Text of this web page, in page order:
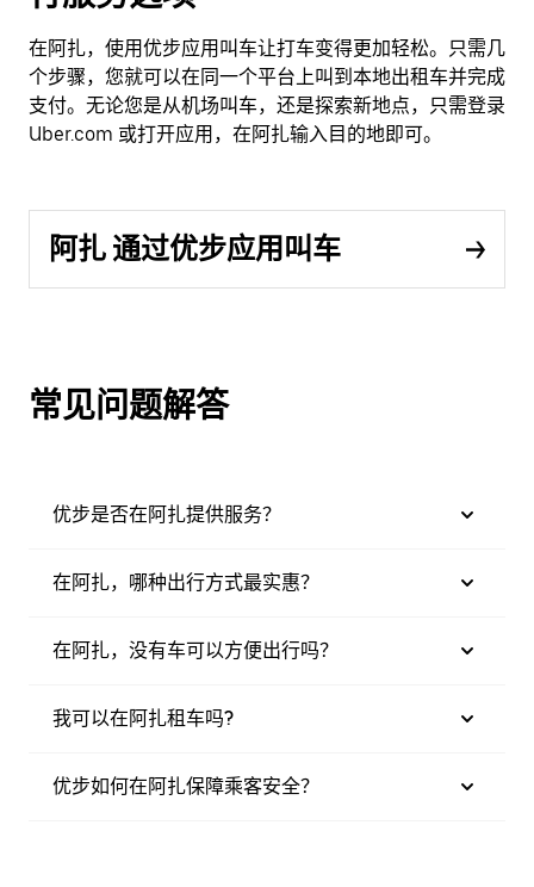
在阿扎，使用优步应用叫车让打车变得更加轻松。只需几
个步骤，您就可以在同一个平台上叫到本地出租车并完成
支付。无论您是从机场叫车，还是探索新地点，只需登录
Uber.com 或打开应用，在阿扎输入目的地即可。
阿扎 通过优步应用叫车
常见问题解答
优步是否在阿扎提供服务？
在阿扎，哪种出行方式最实惠？
在阿扎，没有车可以方便出行吗？
我可以在阿扎租车吗?
优步如何在阿扎保障乘客安全？